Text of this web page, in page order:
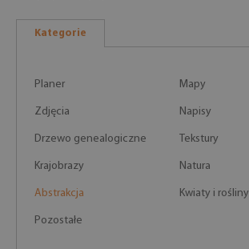
Kategorie
Planer Mapy
Zdjęcia Napisy
Drzewo genealogiczne Tekstury
Krajobrazy Natura
Abstrakcja Kwiaty i rośliny
Pozostałe